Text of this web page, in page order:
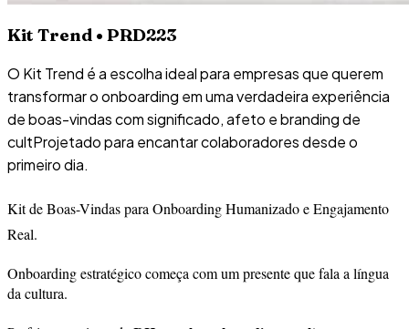
Kit Trend • PRD223
O Kit Trend é a escolha ideal para empresas que querem
transformar o onboarding em uma verdadeira experiência
de boas-vindas com significado, afeto e branding de
cultProjetado para encantar colaboradores desde o
primeiro dia.
Kit de Boas-Vindas para Onboarding Humanizado e Engajamento
Real.
Onboarding estratégico começa com um presente que fala a língua
da cultura.